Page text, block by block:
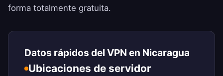
forma totalmente gratuita.
Datos rápidos del VPN en Nicaragua
Ubicaciones de servidor